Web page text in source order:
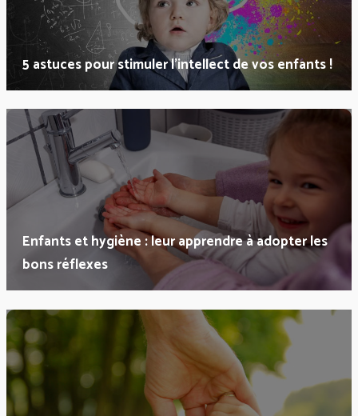
5 astuces pour stimuler l’intellect de vos enfants !
Enfants et hygiène : leur apprendre à adopter les
bons réflexes